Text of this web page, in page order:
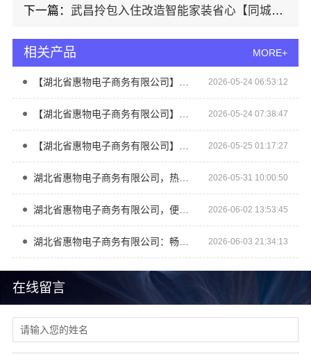
在线留言
下一篇： 武昌拎包入住改造智能家装省心【同城快装（湖北）科技有限公司】
相关产品 MORE+
【湖北省惠物电子商务有限公司】热门日常居家公司价格参考 2026-05-24 06:53:12
【湖北省惠物电子商务有限公司】热门家居百货平台优势 2026-05-24 07:38:47
【湖北省惠物电子商务有限公司】热门日常居家公司价格调查 2026-05-25 01:17:27
湖北省惠物电子商务有限公司，热门家居百货平台优势尽显 2026-05-31 10:00:50
湖北省惠物电子商务有限公司，便宜数码家电平台好不好？ 2026-06-02 13:53:45
湖北省惠物电子商务有限公司：畅销生鲜食品软件功能大揭秘 2026-06-03 21:34:13